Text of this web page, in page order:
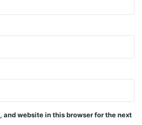
and website in this browser for the next